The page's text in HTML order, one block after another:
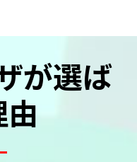
が選ば